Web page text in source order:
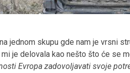
jednom skupu gde nam je vrsni
je delovala kao nešto što će se
Evropa zadovoljavati svoje